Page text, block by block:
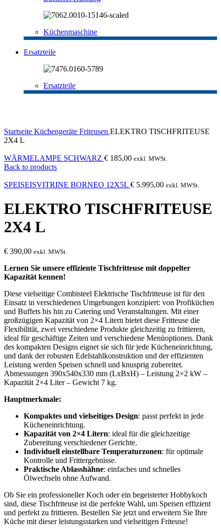
Küchenmaschine
Ersatzteile
Ersatzteile
Startseite Küchengeräte Friteusen ELEKTRO TISCHFRITEUSE
2X4 L
WÄRMELAMPE SCHWARZ € 185,00 exkl. MWSt.
Back to products
SPEISEISVITRINE BORNEO 12X5L € 5.995,00 exkl. MWSt.
ELEKTRO TISCHFRITEUSE
2X4 L
€ 390,00 exkl. MWSt.
Lernen Sie unsere effiziente Tischfritteuse mit doppelter
Kapazität kennen!
Diese vielseitige Combisteel Elektrische Tischfritteuse ist für den
Einsatz in verschiedenen Umgebungen konzipiert: von Profiküchen
und Buffets bis hin zu Catering und Veranstaltungen. Mit einer
großzügigen Kapazität von 2×4 Litern bietet diese Fritteuse die
Flexibilität, zwei verschiedene Produkte gleichzeitig zu frittieren,
ideal für geschäftige Zeiten und verschiedene Menüoptionen. Dank
des kompakten Designs eignet sie sich für jede Kücheneinrichtung,
und dank der robusten Edelstahlkonstruktion und der effizienten
Leistung werden Speisen schnell und knusprig zubereitet.
Abmessungen 390x540x330 mm (LxBxH) – Leistung 2×2 kW –
Kapazität 2×4 Liter – Gewicht 7 kg.
Hauptmerkmale:
Kompaktes und vielseitiges Design: passt perfekt in jede
Kücheneinrichtung.
Kapazität von 2×4 Litern: ideal für die gleichzeitige
Zubereitung verschiedener Gerichte.
Individuell einstellbare Temperaturzonen: für optimale
Kontrolle und Frittergebnisse.
Praktische Ablasshähne: einfaches und schnelles
Ölwechseln ohne Aufwand.
Ob Sie ein professioneller Koch oder ein begeisterter Hobbykoch
sind, diese Tischfriteuse ist die perfekte Wahl, um Speisen effizient
und perfekt zu frittieren. Bestellen Sie jetzt und erweitern Sie Ihre
Küche mit dieser leistungsstarken und vielseitigen Friteuse!